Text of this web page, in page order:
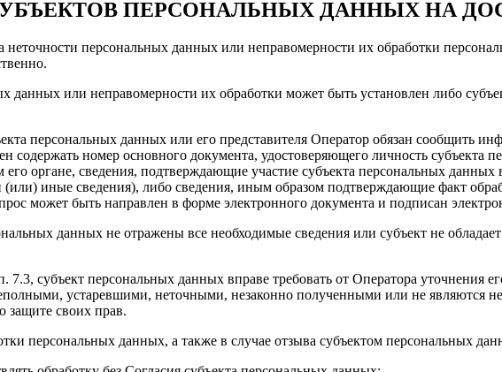
ПЕРСОНАЛЬНЫХ ДАННЫХ НА
неточности персональных данных или неправомерности их обработки
данных или неправомерности их обработки может быть установлен либо
персональных данных или его представителя Оператор обязан сообщить
содержать номер основного документа, удостоверяющего личность субъекта
органе, сведения, подтверждающие участие субъекта персональных
(или) иные сведения), либо сведения, иным образом подтверждающие факт
может быть направлен в форме электронного документа и подписан
данных не отражены все необходимые сведения или субъект не
7.3, субъект персональных данных вправе требовать от Оператора уточнения
устаревшими, неточными, незаконно полученными или не являются
защите своих прав.
персональных данных, а также в случае отзыва субъектом персональных